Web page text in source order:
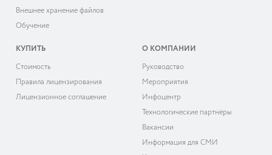
Внешнее хранение файлов
Обучение
КУПИТЬ
Cтоимость
Правила лицензирования
Лицензионное соглашение
О КОМПАНИИ
Руководство
Мероприятия
Инфоцентр
Технологические партнёры
Вакансии
Информация для СМИ